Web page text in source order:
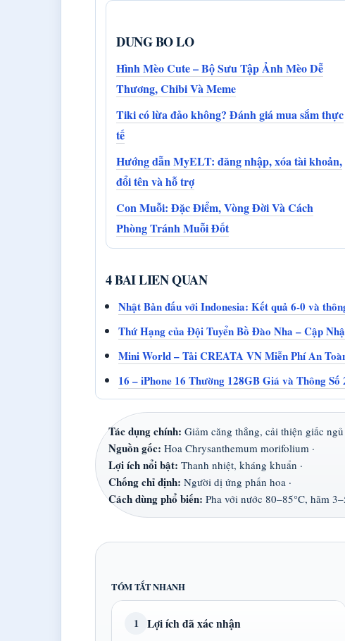
DUNG BO LO
Hình Mèo Cute – Bộ Sưu Tập Ảnh Mèo Dễ
Thương, Chibi Và Meme
Tiki có lừa đảo không? Đánh giá mua sắm thực
tế
Hướng dẫn MyELT: đăng nhập, xóa tài khoản,
đổi tên và hỗ trợ
Con Muỗi: Đặc Điểm, Vòng Đời Và Cách
Phòng Tránh Muỗi Đốt
4 BAI LIEN QUAN
Nhật Bản đấu với Indonesia: Kết quả 6-0 và
Thứ Hạng của Đội Tuyển Bồ Đào Nha – Cập
Mini World – Tải CREATA VN Miễn Phí An
16 – iPhone 16 Thường 128GB Giá và Thông Số
Tác dụng chính: Giảm căng thẳng, cải thiện giấc ngủ
Nguồn gốc: Hoa Chrysanthemum morifolium ·
Lợi ích nổi bật: Thanh nhiệt, kháng khuẩn ·
Chống chỉ định: Người dị ứng phấn hoa ·
Cách dùng phổ biến: Pha với nước 80–85°C, hãm
TÓM TẮT NHANH
1 Lợi ích đã xác nhận